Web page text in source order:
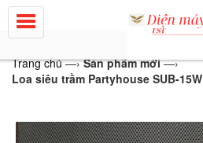
Trang chủ—› Sản phẩm mới—›
Loa siêu trầm Partyhouse SUB-15W